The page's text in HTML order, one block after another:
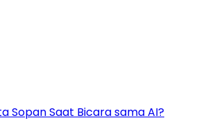
Sopan Saat Bicara sama AI?